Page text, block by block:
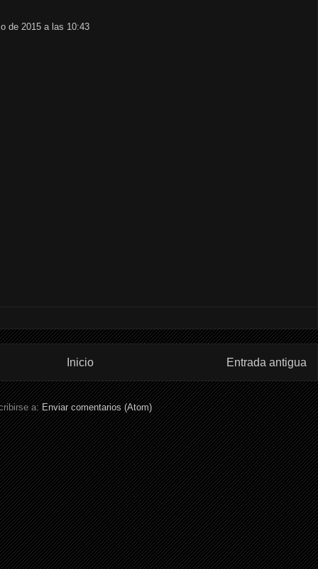
de 2015 a las 10:43
Entrada antigua
Inicio
a:Enviar comentarios (Atom)